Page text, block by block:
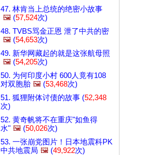
47. 林肯当上总统的绝密小故事
🖼️ (57,524次)
48. TVBS骂金正恩 泄了中共的密
🖼️ (54,653次)
49. 新华网藏起的就是这张航母照
🖼️ (54,205次)
50. 为何印度小村 600人竟有108
对双胞胎 🖼️ (53,468次)
51. 狐狸附体讨债的故事 (52,348
次)
52. 黄奇帆将不在重庆"如鱼得
水" 🖼️ (50,026次)
53. 一张崩党图片！日本地震科PK
中共地震局 🖼️ (49,922次)